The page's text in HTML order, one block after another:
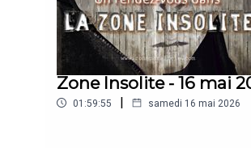
Zone Insolite - 16 mai
01:59:55 | samedi 16 mai 2026